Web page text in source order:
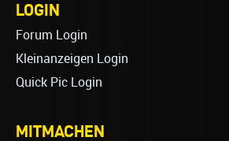
LOGIN
Forum Login
Kleinanzeigen Login
Quick Pic Login
MITMACHEN